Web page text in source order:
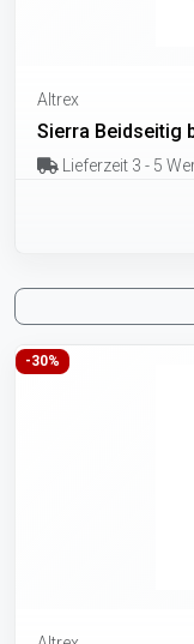
Altrex
Sierra Beidseitig
Lieferzeit 3 - 5
-30%